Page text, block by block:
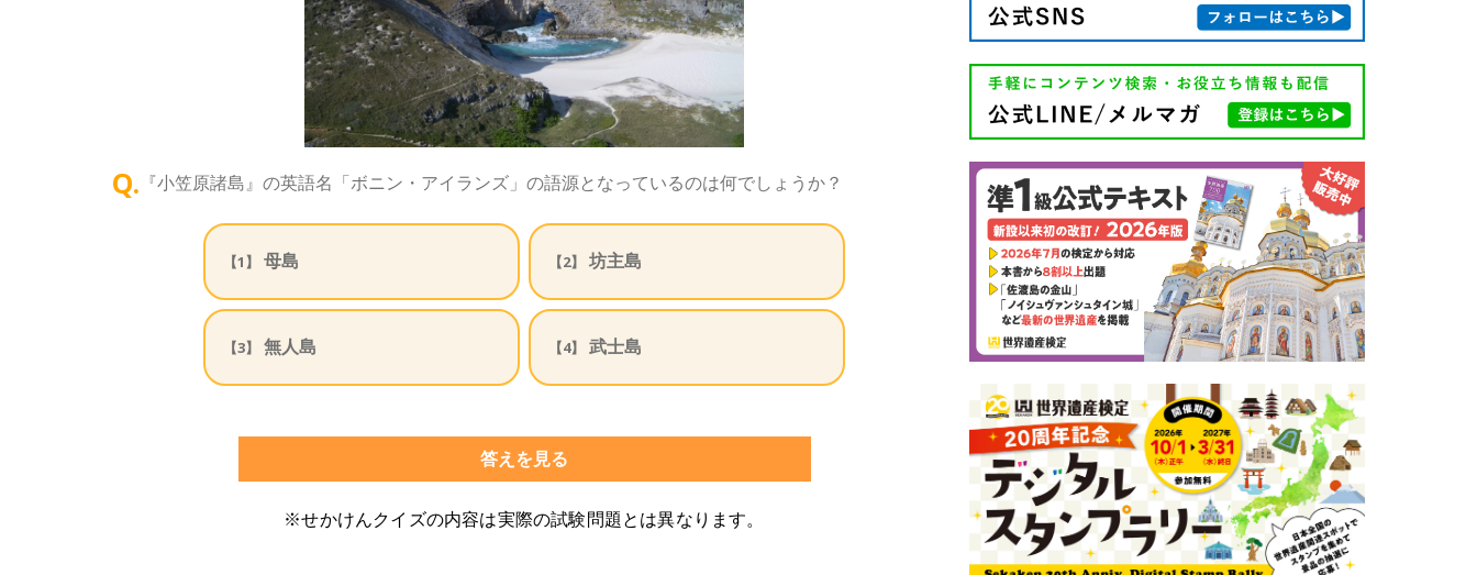
Q. 『小笠原諸島』の英語名「ボニン・アイランズ」の語源となっているのは何でしょうか？
【1】 母島 【2】 坊主島
【3】 無人島 【4】 武士島
答えを見る
※せかけんクイズの内容は実際の試験問題とは異なります。